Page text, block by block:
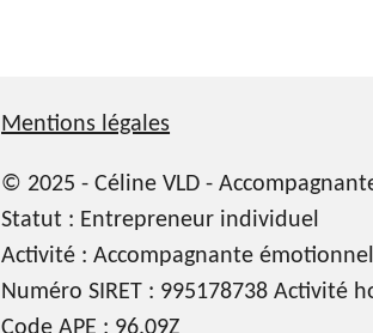
Mentions légales
© 2025 - Céline VLD -
Statut : Entrepreneur individuel
Activité : Accompagnante
Numéro SIRET : 995178738 Activité
Code APE : 96.09Z